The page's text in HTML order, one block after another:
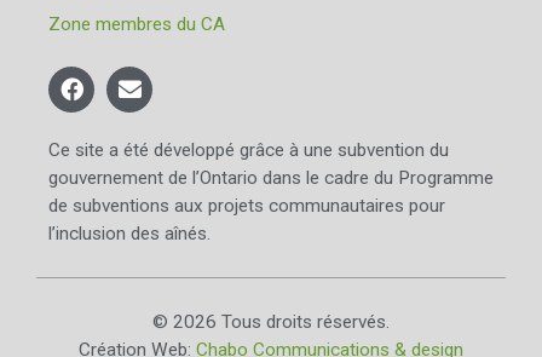
Zone membres du CA
Ce site a été développé grâce à une subvention du
gouvernement de l’Ontario dans le cadre du Programme
de subventions aux projets communautaires pour
l’inclusion des aînés.
© 2026 Tous droits réservés.
Création Web: Chabo Communications & design